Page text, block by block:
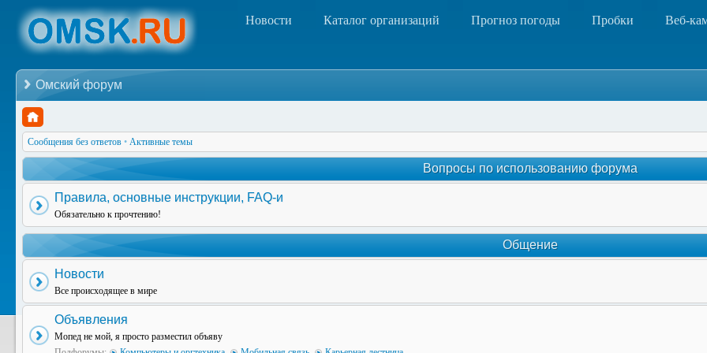
Новости Каталог организаций Прогноз погоды Пробки Веб-
Омский форум
Сообщения без ответов • Активные темы
Вопросы по использованию форума
Правила, основные инструкции, FAQ-и
Обязательно к прочтению!
Общение
Новости
Все происходящее в мире
Объявления
Мопед не мой, я просто разместил объяву